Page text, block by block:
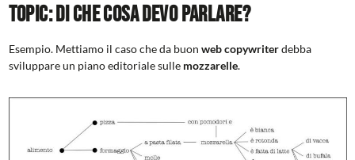
Topic: di che cosa devo parlare?
Esempio. Mettiamo il caso che da buon web copywriterdebba
sviluppare un piano editoriale sulle mozzarelle.